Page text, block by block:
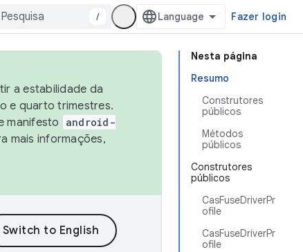
/ Fazer login
Nesta página
Resumo
Construtores
públicos
Métodos
públicos
Construtores
públicos
CasFuseDriverPr
ofile
CasFuseDriverPr
ofile
a estabilidade da
e quarto trimestres.
manifesto
android-
mais informações,